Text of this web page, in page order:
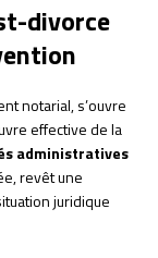
divorce
notarial, s’ouvre
effective de la
administratives
revêt une
juridique